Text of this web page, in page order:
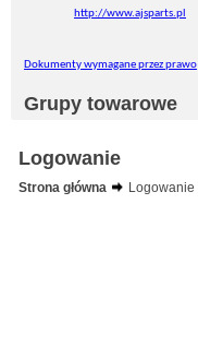
http://www.ajsparts.pl
Dokumenty wymagane przez prawo
Grupy towarowe
Logowanie
Strona główna
Logowanie